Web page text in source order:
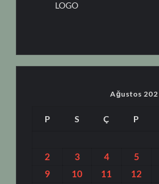
LOGO
Ağustos
P S Ç P
2
3 4 5
9
10 11 12